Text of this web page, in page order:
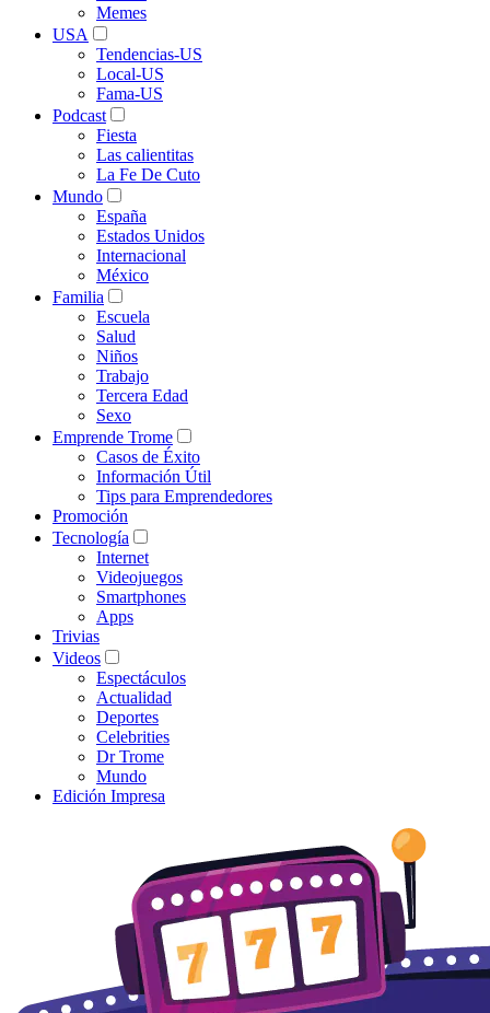
Memes
USA
Tendencias-US
Local-US
Fama-US
Podcast
Fiesta
Las calientitas
La Fe De Cuto
Mundo
España
Estados Unidos
Internacional
México
Familia
Escuela
Salud
Niños
Trabajo
Tercera Edad
Sexo
Emprende Trome
Casos de Éxito
Información Útil
Tips para Emprendedores
Promoción
Tecnología
Internet
Videojuegos
Smartphones
Apps
Trivias
Videos
Espectáculos
Actualidad
Deportes
Celebrities
Dr Trome
Mundo
Edición Impresa